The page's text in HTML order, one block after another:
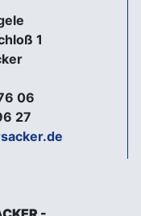
1
06
27